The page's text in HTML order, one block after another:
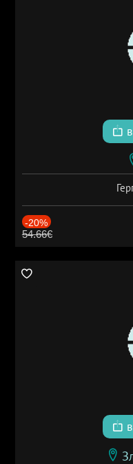
-20%
54.66€